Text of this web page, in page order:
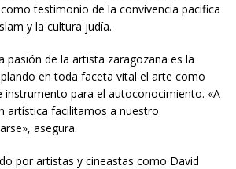
testimonio de la convivencia pacifica
y la cultura judía.
pasión de la artista zaragozana es la
en toda faceta vital el arte como
instrumento para el autoconocimiento. «A
artística facilitamos a nuestro
asegura.
por artistas y cineastas como David